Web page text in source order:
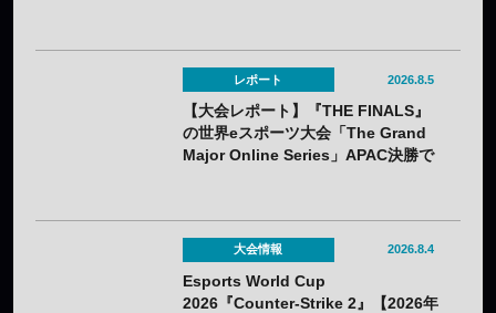
レポート 2026.8.5
【大会レポート】『THE FINALS』
の世界eスポーツ大会「The Grand
Major Online Series」APAC決勝で
大会情報 2026.8.4
Esports World Cup
2026『Counter-Strike 2』【2026年